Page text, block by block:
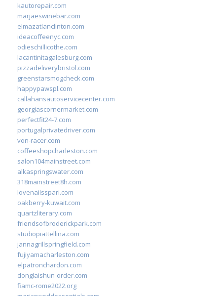
kautorepair.com
marjaeswinebar.com
elmazatlanclinton.com
ideacoffeenyc.com
odieschillicothe.com
lacantinitagalesburg.com
pizzadeliverybristol.com
greenstarsmogcheck.com
happypawspl.com
callahansautoservicecenter.com
georgiascornermarket.com
perfectfit24-7.com
portugalprivatedriver.com
von-racer.com
coffeeshopcharleston.com
salon104mainstreet.com
alkaspringswater.com
318mainstreet8h.com
lovenailsspari.com
oakberry-kuwait.com
quartzliterary.com
friendsofbroderickpark.com
studiopiattellina.com
jannagrillspringfield.com
fujiyamacharleston.com
elpatronchardon.com
donglaishun-order.com
fiamc-rome2022.org